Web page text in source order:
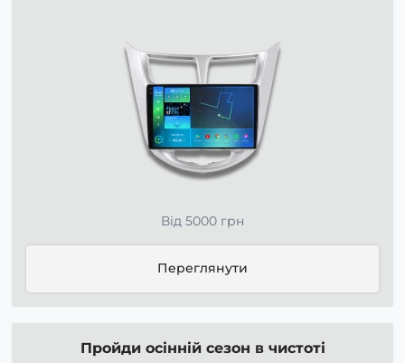
Від 5000 грн
Переглянути
Пройди осінній сезон в чистоті